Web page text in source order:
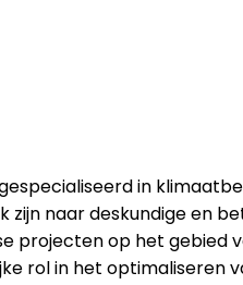
in
zijn naar deskundige en
projecten op het gebied
rol in het optimaliseren